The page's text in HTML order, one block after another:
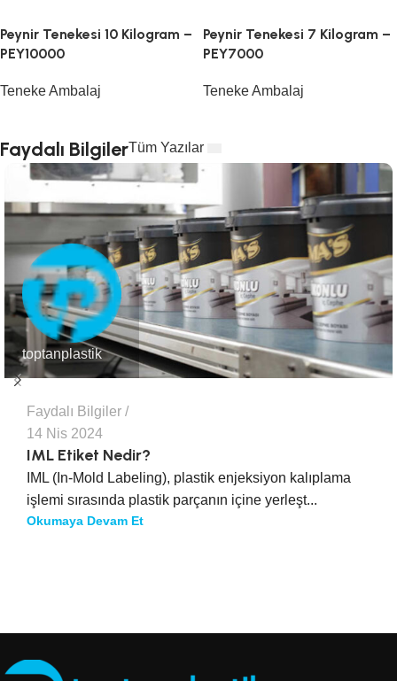
Peynir Tenekesi 10 Kilogram –
PEY10000
Teneke Ambalaj
Peynir Tenekesi 7 Kilogram –
PEY7000
Teneke Ambalaj
Faydalı BilgilerTüm Yazılar
toptanplastik
Faydalı Bilgiler
14 Nis 2024
IML Etiket Nedir?
IML (In-Mold Labeling), plastik enjeksiyon kalıplama
işlemi sırasında plastik parçanın içine yerleşt...
Okumaya Devam Et